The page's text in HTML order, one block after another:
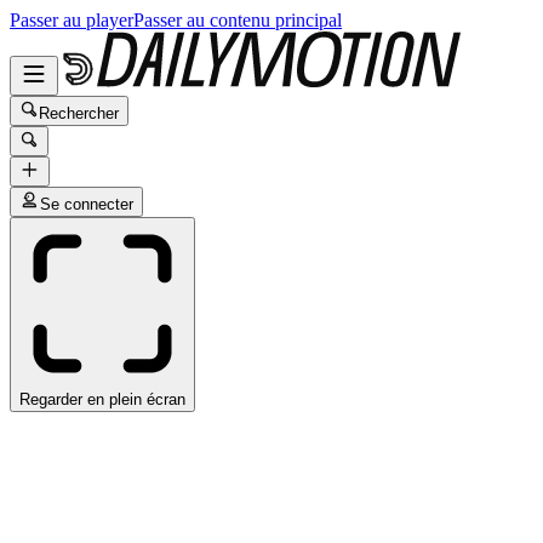
Passer au playerPasser au contenu principal
Rechercher
Se connecter
Regarder en plein écran